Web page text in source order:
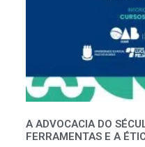
A ADVOCACIA DO
FERRAMENTAS E A